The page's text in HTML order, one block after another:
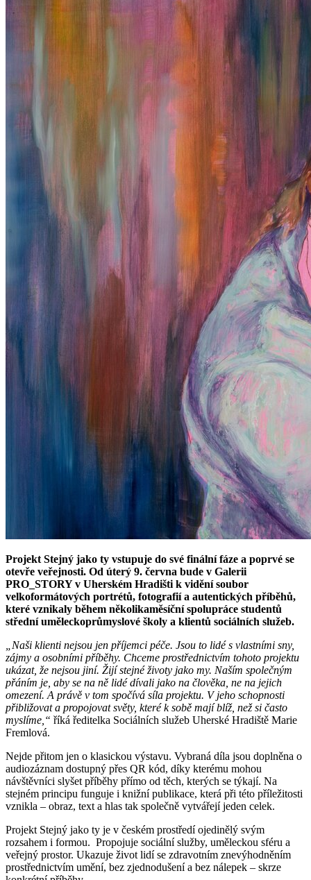
Projekt Stejný jako ty vstupuje do své finální fáze a poprvé se
otevře veřejnosti. Od úterý 9. června bude v Galerii
PRO_STORY v Uherském Hradišti k vidění soubor
velkoformátových portrétů, fotografií a autentických příběhů,
které vznikaly během několikaměsíční spolupráce studentů
střední uměleckoprůmyslové školy a klientů sociálních služeb.
„Naši klienti nejsou jen příjemci péče. Jsou to lidé s vlastními sny,
zájmy a osobními příběhy. Chceme prostřednictvím tohoto projektu
ukázat, že nejsou jiní. Žijí stejné životy jako my. Naším společným
přáním je, aby se na ně lidé dívali jako na člověka, ne na jejich
omezení. A právě v tom spočívá síla projektu. V jeho schopnosti
přibližovat a propojovat světy, které k sobě mají blíž, než si často
myslíme,“ říká ředitelka Sociálních služeb Uherské Hradiště Marie
Fremlová.
Nejde přitom jen o klasickou výstavu. Vybraná díla jsou doplněna o
audiozáznam dostupný přes QR kód, díky kterému mohou
návštěvníci slyšet příběhy přímo od těch, kterých se týkají. Na
stejném principu funguje i knižní publikace, která při této příležitosti
vznikla – obraz, text a hlas tak společně vytvářejí jeden celek.
Projekt Stejný jako ty je v českém prostředí ojedinělý svým
rozsahem i formou. Propojuje sociální služby, uměleckou sféru a
veřejný prostor. Ukazuje život lidí se zdravotním znevýhodněním
prostřednictvím umění, bez zjednodušení a bez nálepek – skrze